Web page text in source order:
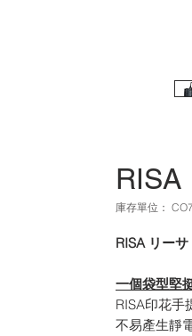
RISA
庫存單位：
RISA リーサ
一個袋型堅
RISA印花手
不易產生靜